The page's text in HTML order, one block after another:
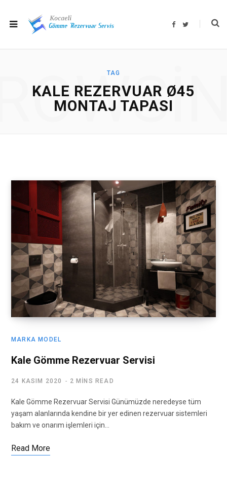
F
T
TAG
KALE REZERVUAR Ø45
MONTAJ TAPASI
MARKA MODEL
Kale Gömme Rezervuar Servisi
24 KASIM 2020 2 MINS READ
Kale Gömme Rezervuar Servisi Günümüzde neredeyse tüm
yaşam alanlarında kendine bir yer edinen rezervuar sistemleri
bakım ve onarım işlemleri için…
Read More